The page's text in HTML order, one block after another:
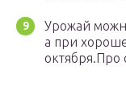
Урожай
а при
октября.Про